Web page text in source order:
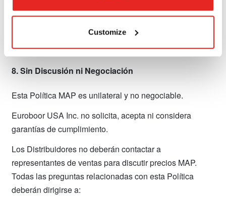
Customize
Euroboor USA Inc. se reserva el derecho de omitir pasos
caso de infracciones graves o reiteradas.
8. Sin Discusión ni Negociación
Esta Política MAP es unilateral y no negociable.
Euroboor USA Inc. no solicita, acepta ni considera
garantías de cumplimiento.
Los Distribuidores no deberán contactar a
representantes de ventas para discutir precios MAP.
Todas las preguntas relacionadas con esta Política
deberán dirigirse a: